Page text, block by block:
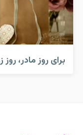
برای روز مادر،